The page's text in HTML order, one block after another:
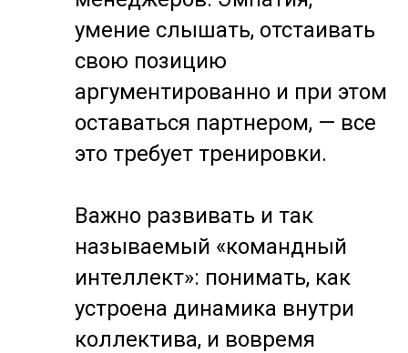
умение слышать, отстаивать
свою позицию
аргументированно и при этом
оставаться партнером, — все
это требует тренировки.
Важно развивать и так
называемый «командный
интеллект»: понимать, как
устроена динамика внутри
коллектива, и вовремя